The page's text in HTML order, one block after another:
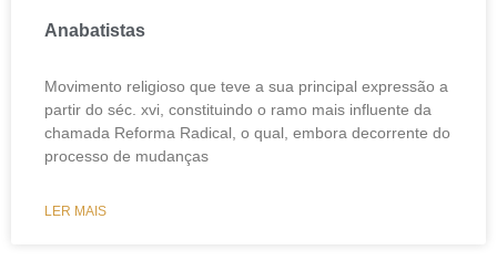
Anabatistas
Movimento religioso que teve a sua principal expressão a
partir do séc. xvi, constituindo o ramo mais influente da
chamada Reforma Radical, o qual, embora decorrente do
processo de mudanças
LER MAIS